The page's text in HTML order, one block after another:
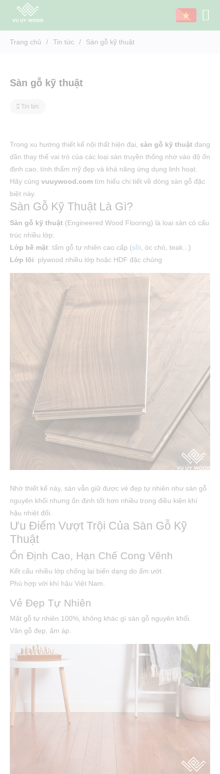
Trang chủ / Tin tức / Sàn gỗ kỹ thuật
Sàn gỗ kỹ thuật
Tin tức
Trong xu hướng thiết kế nội thất hiện đại, sàn gỗ kỹ thuật đang
dần thay thế vai trò của các loại sàn truyền thống nhờ vào độ ổn
định cao, tính thẩm mỹ đẹp và khả năng ứng dụng linh hoạt.
Hãy cùng vuuywood.com tìm hiểu chi tiết về dòng sàn gỗ đặc
biệt này.
Sàn Gỗ Kỹ Thuật Là Gì?
Sàn gỗ kỹ thuật (Engineered Wood Flooring) là loại sàn có cấu
trúc nhiều lớp:
Lớp bề mặt: tấm gỗ tự nhiên cao cấp (sồi, óc chó, teak...)
Lớp lõi: plywood nhiều lớp hoặc HDF đặc chủng
Nhờ thiết kế này, sàn vẫn giữ được vẻ đẹp tự nhiên như sàn gỗ
nguyên khối nhưng ổn định tốt hơn nhiều trong điều kiện khí
hậu nhiệt đối.
Ưu Điểm Vượt Trội Của Sàn Gỗ Kỹ
Thuật
Ổn Định Cao, Hạn Chế Cong Vênh
Kết cấu nhiều lớp chống lại biến dạng do ẩm ướt.
Phù hợp với khí hậu Việt Nam.
Vẻ Đẹp Tự Nhiên
Mặt gỗ tự nhiên 100%, không khác gì sàn gỗ nguyên khối.
Vân gỗ đẹp, ấm áp.